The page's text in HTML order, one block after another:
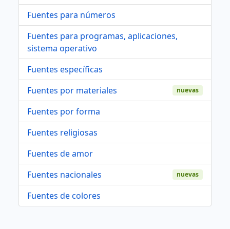
Fuentes para números
Fuentes para programas, aplicaciones,
sistema operativo
Fuentes específicas
Fuentes por materiales
nuevas
Fuentes por forma
Fuentes religiosas
Fuentes de amor
Fuentes nacionales
nuevas
Fuentes de colores